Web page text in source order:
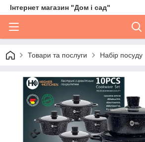
Інтернет магазин "Дом і сад"
Товари та послуги Набір посуду